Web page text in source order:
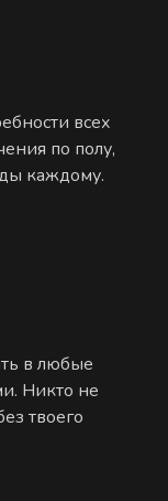
всех
по полу,
каждому.
в любые
Никто не
твоего